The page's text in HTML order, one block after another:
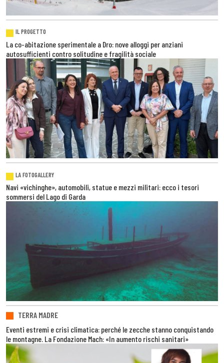
IL PROGETTO
La co-abitazione sperimentale a Dro: nove alloggi per anziani
autosufficienti contro solitudine e fragilità sociale
LA FOTOGALLERY
Navi «vichinghe», automobili, statue e mezzi militari: ecco i tesori
sommersi del Lago di Garda
TERRA MADRE
Eventi estremi e crisi climatica: perché le zecche stanno conquistando
le montagne. La Fondazione Mach: «In aumento rischi sanitari»